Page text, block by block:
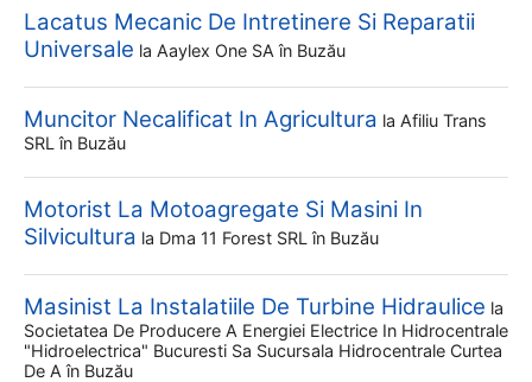
Lacatus Mecanic De Intretinere Si Reparatii
Universale la Aaylex One SA în Buzău
Muncitor Necalificat In Agricultura la Afiliu Trans
SRL în Buzău
Motorist La Motoagregate Si Masini In
Silvicultura la Dma 11 Forest SRL în Buzău
Masinist La Instalatiile De Turbine Hidraulice la
Societatea De Producere A Energiei Electrice In Hidrocentrale
"hidroelectrica" Bucuresti Sa Sucursala Hidrocentrale Curtea
De A în Buzău